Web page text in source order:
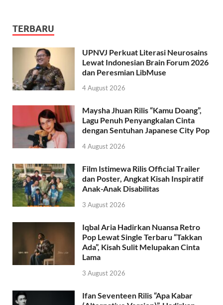
TERBARU
UPNVJ Perkuat Literasi Neurosains
Lewat Indonesian Brain Forum 2026
dan Peresmian LibMuse
4 August 2026
Maysha Jhuan Rilis “Kamu Doang”,
Lagu Penuh Penyangkalan Cinta
dengan Sentuhan Japanese City Pop
4 August 2026
Film Istimewa Rilis Official Trailer
dan Poster, Angkat Kisah Inspiratif
Anak-Anak Disabilitas
3 August 2026
Iqbal Aria Hadirkan Nuansa Retro
Pop Lewat Single Terbaru “Takkan
Ada”, Kisah Sulit Melupakan Cinta
Lama
3 August 2026
Ifan Seventeen Rilis “Apa Kabar